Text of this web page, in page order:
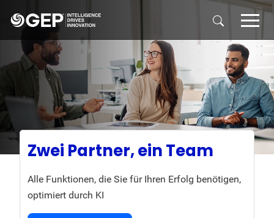
Zwei Partner, ein Team
Alle Funktionen, die Sie für Ihren Erfolg benötigen,
optimiert durch KI